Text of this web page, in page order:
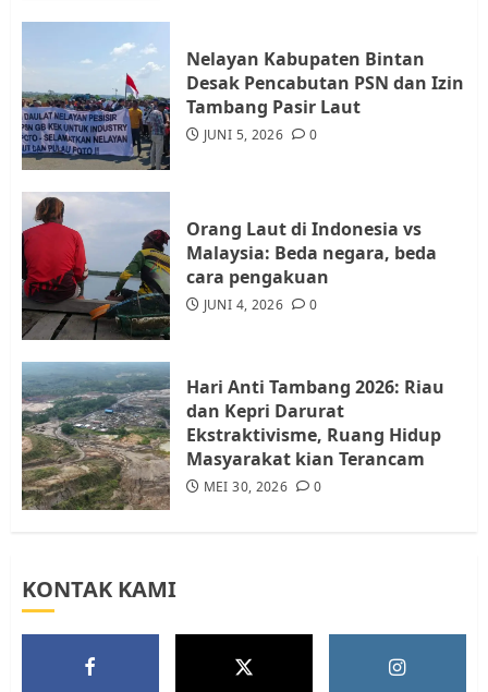
4
Warga Rempang Ajukan
Audiensi dengan Wali Kota
5
Tim Advokasi Desak BP Batam
Berhenti Merampas Tanah
Nelayan Kabupaten Bintan
Desak Pencabutan PSN dan Izin
Tambang Pasir Laut
JUNI 5, 2026 0
Orang Laut di Indonesia vs
Malaysia: Beda negara, beda
cara pengakuan
JUNI 4, 2026 0
Hari Anti Tambang 2026: Riau
dan Kepri Darurat
Ekstraktivisme, Ruang Hidup
Masyarakat kian Terancam
MEI 30, 2026 0
KONTAK KAMI